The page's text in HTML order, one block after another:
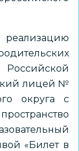
лицей №
округа с
«Билет в